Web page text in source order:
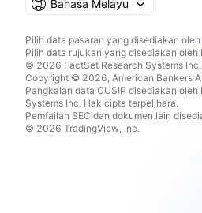
Bahasa Melayu
Pilih data pasaran yang disediakan oleh
Pilih data rujukan yang disediakan oleh
© 2026 FactSet Research Systems Inc.
Copyright © 2026, American Bankers
Pangkalan data CUSIP disediakan oleh
Systems Inc. Hak cipta terpelihara.
Pemfailan SEC dan dokumen lain
© 2026 TradingView, Inc.